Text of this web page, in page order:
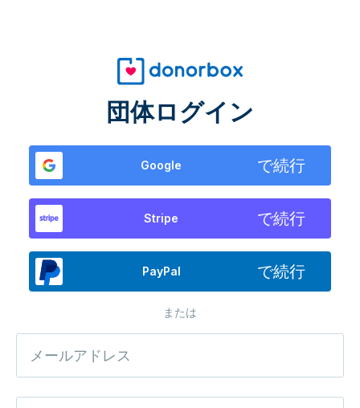
団体ログイン
Google で続行
Stripe で続行
PayPal で続行
または